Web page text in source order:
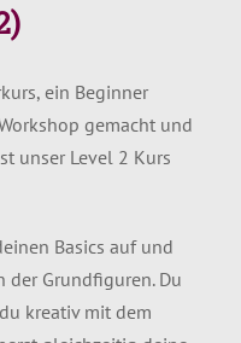
ein Beginner
gemacht und
unser Level 2 Kurs
Basics auf und
der Grundfiguren. Du
kreativ mit dem